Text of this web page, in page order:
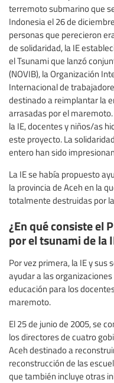
terremoto submarino que
Indonesia el 26 de
personas que perecieron
de solidaridad, la IE
el Tsunami que lanzó
(NOVIB), la Organización
Internacional de
destinado a reimplantar la
arrasadas por el
la IE, docentes y niños/as
este proyecto. La
entero han sido
La IE se había propuesto
la provincia de Aceh en la
totalmente destruidas por
¿En qué consiste el
por el tsunami de la
Por vez primera, la IE y sus
ayudar a las
educación para los
maremoto.
El 25 de junio de 2005, se
los directores de cuatro
Aceh destinado a
reconstrucción de las
que también incluye otras